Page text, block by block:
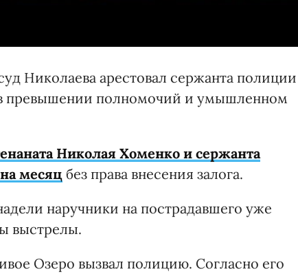
Николаева арестовал сержанта полиции
превышении полномочий и умышленном
Николая Хоменко и сержанта
месяц без права внесения залога.
наручники на пострадавшего уже
выстрелы.
Озеро вызвал полицию. Согласно его